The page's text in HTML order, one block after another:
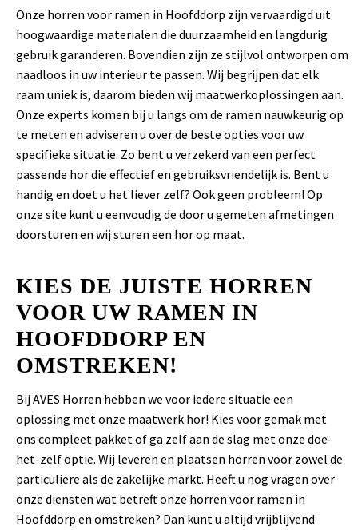
Onze horren voor ramen in Hoofddorp zijn vervaardigd uit
hoogwaardige materialen die duurzaamheid en langdurig
gebruik garanderen. Bovendien zijn ze stijlvol ontworpen om
naadloos in uw interieur te passen. Wij begrijpen dat elk
raam uniek is, daarom bieden wij maatwerkoplossingen aan.
Onze experts komen bij u langs om de ramen nauwkeurig op
te meten en adviseren u over de beste opties voor uw
specifieke situatie. Zo bent u verzekerd van een perfect
passende hor die effectief en gebruiksvriendelijk is. Bent u
handig en doet u het liever zelf? Ook geen probleem! Op
onze site kunt u eenvoudig de door u gemeten afmetingen
doorsturen en wij sturen een hor op maat.
KIES DE JUISTE HORREN
VOOR UW RAMEN IN
HOOFDDORP EN
OMSTREKEN!
Bij AVES Horren hebben we voor iedere situatie een
oplossing met onze maatwerk hor! Kies voor gemak met
ons compleet pakket of ga zelf aan de slag met onze doe-
het-zelf optie. Wij leveren en plaatsen horren voor zowel de
particuliere als de zakelijke markt. Heeft u nog vragen over
onze diensten wat betreft onze horren voor ramen in
Hoofddorp en omstreken? Dan kunt u altijd vrijblijvend